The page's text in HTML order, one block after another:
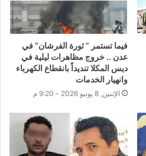
فيما تستمر ” ثورة الفرشان” في
عدن .. خروج مظاهرات ليلية في
ديس المكلا تنديداً بانقطاع الكهرباء
وانهيار الخدمات
الإثنين, 8 يونيو 2026 - 9:20 م